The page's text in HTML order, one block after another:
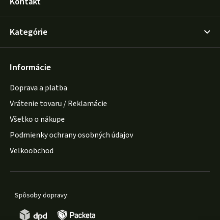
Kategórie
Informácie
Doprava a platba
Vrátenie tovaru / Reklamácie
Všetko o nákupe
Podmienky ochrany osobných údajov
Velkoobchod
Spôsoby dopravy: